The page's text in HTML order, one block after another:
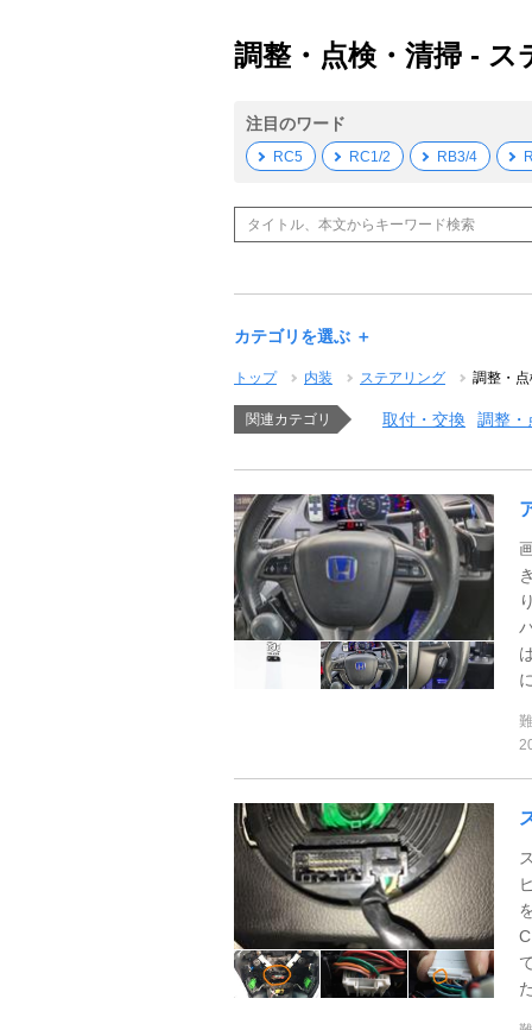
調整・点検・清掃 -
注目のワード
RC5 RC1/2 RB3/4
カテゴリを選ぶ ＋
トップ 内装 ステアリング 調整・
関連カテゴリ 取付・交換 調整・